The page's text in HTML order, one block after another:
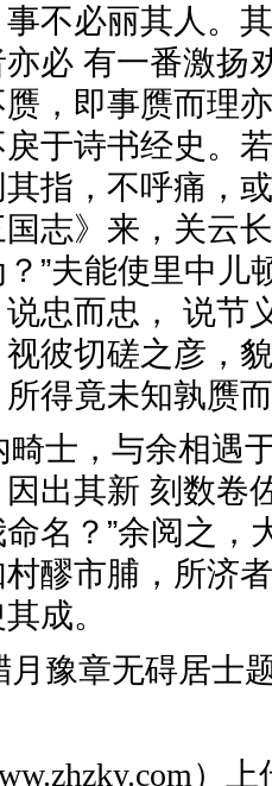
不必丽其人。
必 有一番激扬
，即事赝而理
于诗书经史。
指，不呼痛，
志》来，关云
”夫能使里中儿
忠而忠， 说节
彼切磋之彦，
得竟未知孰赝
畸士，与余相遇
出其新 刻数卷
名？”余阅之，
醪市脯，所济
成。
月豫章无碍居士
）上